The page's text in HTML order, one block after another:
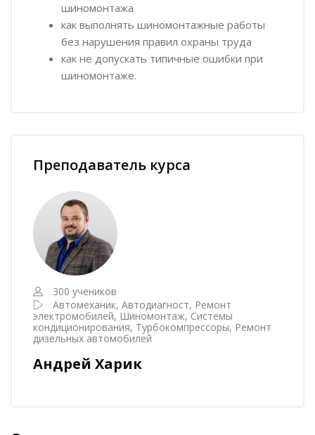
шиномонтажа
как выполнять шиномонтажные работы
без нарушения правил охраны труда
как не допускать типичные ошибки при
шиномонтаже.
Преподаватель курса
300 учеников
Автомеханик, Автодиагност, Ремонт
электромобилей, Шиномонтаж, Системы
кондиционирования, Турбокомпрессоры, Ремонт
дизельных автомобилей
Андрей Харик